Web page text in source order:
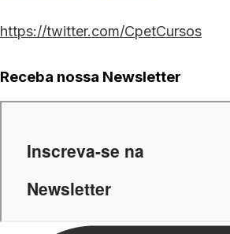
https://twitter.com/CpetCursos
Receba nossa Newsletter